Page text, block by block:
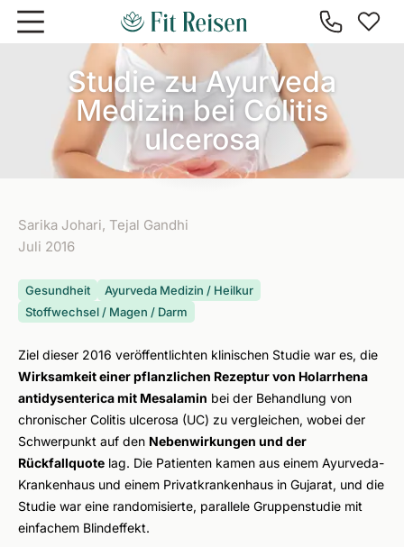
Zum Hauptinhalt springen
Studie zu Ayurveda
Medizin bei Colitis
ulcerosa
Sarika Johari, Tejal Gandhi
Juli 2016
Gesundheit
Ayurveda Medizin / Heilkur
Stoffwechsel / Magen / Darm
Ziel dieser 2016 veröffentlichten klinischen Studie war es, die
Wirksamkeit einer pflanzlichen Rezeptur von Holarrhena
antidysentericamit Mesalamin bei der Behandlung von
chronischer Colitis ulcerosa (UC) zu vergleichen, wobei der
Schwerpunkt auf den Nebenwirkungen und der
Rückfallquote lag. Die Patienten kamen aus einem Ayurveda-
Krankenhaus und einem Privatkrankenhaus in Gujarat, und die
Studie war eine randomisierte, parallele Gruppenstudie mit
einfachem Blindeffekt.